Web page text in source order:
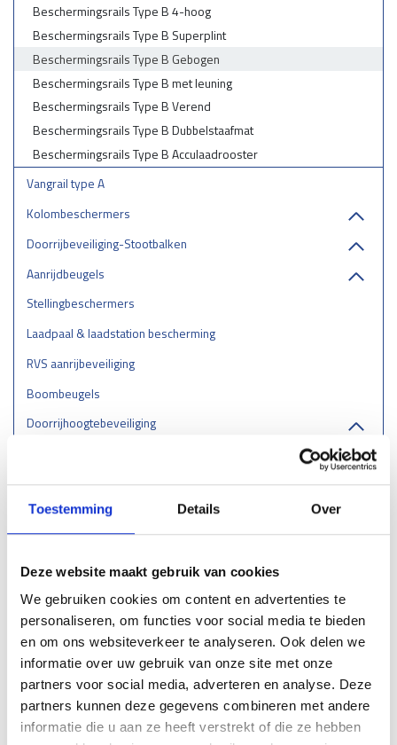
Toestemming Details Over
Deze website maakt gebruik van cookies
We gebruiken cookies om content en advertenties te
personaliseren, om functies voor social media te bieden
en om ons websiteverkeer te analyseren. Ook delen we
informatie over uw gebruik van onze site met onze
partners voor social media, adverteren en analyse. Deze
partners kunnen deze gegevens combineren met andere
informatie die u aan ze heeft verstrekt of die ze hebben
Beschermingsrails Type B 4-hoog
Beschermingsrails Type B Superplint
Beschermingsrails Type B Gebogen
Beschermingsrails Type B met leuning
Beschermingsrails Type B Verend
Beschermingsrails Type B Dubbelstaafmat
Beschermingsrails Type B Acculaadrooster
Vangrail type A
Kolombeschermers
Doorrijbeveiliging-Stootbalken
Aanrijdbeugels
Stellingbeschermers
Laadpaal & laadstation bescherming
RVS aanrijbeveiliging
Boombeugels
Doorrijhoogtebeveiliging
Verkeersremmendmaatregelen - drempels/ruggen/parkeerstops
Gladheidsbestrijding
Belijning
Stootrand & Stootlijst
Leuningen
Hekwerk
Kunststof barriers